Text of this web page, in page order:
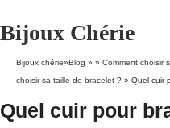
Bijoux Chérie
Bijoux chérie»Blog » » Comment choisir
choisir sa taille de bracelet ? » Quel cuir
Quel cuir pour